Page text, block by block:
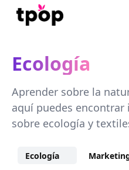
Ecología
Aprender sobre la
aquí puedes
sobre ecología y
Ecología